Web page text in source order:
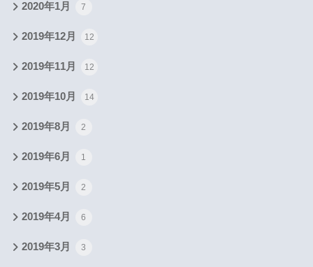
2020年1月 7
2019年12月 12
2019年11月 12
2019年10月 14
2019年8月 2
2019年6月 1
2019年5月 2
2019年4月 6
2019年3月 3